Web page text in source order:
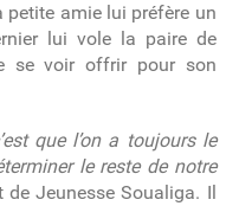
amie lui préfère un
lui vole la paire de
se voir offrir pour son
que l’on a toujours le
le reste de notre
Jeunesse Soualiga. Il